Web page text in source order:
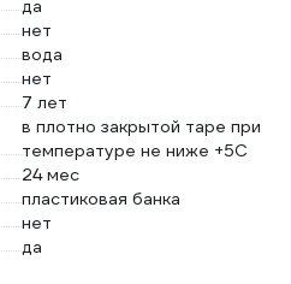
да
нет
вода
нет
7 лет
в плотно закрытой таре при
температуре не ниже +5С
24 мес
пластиковая банка
нет
да